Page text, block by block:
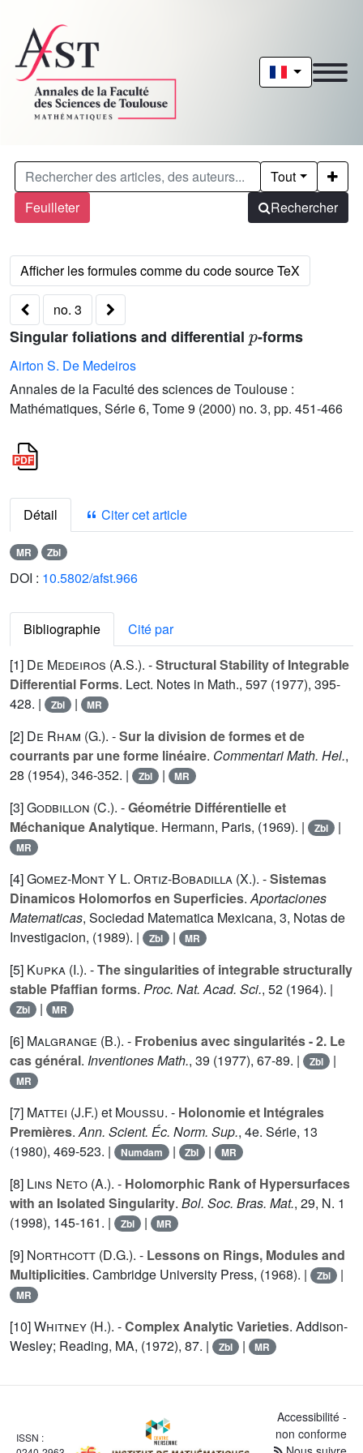
Feuilleter
Tout
Rechercher
no. 3
Singular foliations and differential -forms
Airton S. De Medeiros
Annales de la Faculté des sciences de Toulouse :
Mathématiques, Série 6, Tome 9 (2000) no. 3, pp. 451-466
Détail Citer cet article
MR Zbl
DOI : 10.5802/afst.966
Bibliographie
Cité par
[1] De Medeiros (A.S.). -Structural Stability of Integrable
Differential Forms. Lect. Notes in Math., 597 (1977), 395-
428. |
Zbl | MR
[2] De Rham (G.). -Sur la division de formes et de
courrants par une forme linéaire. Commentari Math. Hel.,
28 (1954), 346-352. | Zbl | MR
[3]Godbillon (C.). -Géométrie Différentielle et
Méchanique Analytique. Hermann, Paris, (1969). | Zbl |
MR
[4]Gomez-Mont Y L. Ortiz-Bobadilla (X.). -Sistemas
Dinamicos Holomorfos en Superficies.Aportaciones
Matematicas, Sociedad Matematica Mexicana, 3, Notas de
Investigacion, (1989). |
Zbl | MR
[5] Kupka (I.). -The singularities of integrable structurally
stable Pfaffian forms. Proc. Nat. Acad. Sci., 52 (1964). |
Zbl | MR
[6] Malgrange (B.). - Frobenius avec singularités - 2. Le
cas général. Inventiones Math., 39 (1977), 67-89. | Zbl |
MR
[7] Mattei (J.F.) et Moussu. - Holonomie et Intégrales
Premières.Ann. Scient. Éc. Norm. Sup., 4e. Série, 13
(1980), 469-523. |
Numdam | Zbl | MR
[8] Lins Neto (A.). - Holomorphic Rank of Hypersurfaces
with an Isolated Singularity. Bol. Soc. Bras. Mat., 29, N. 1
(1998), 145-161. |
Zbl | MR
[9] Northcott (D.G.). - Lessons on Rings, Modules and
Multiplicities. Cambridge University Press, (1968). | Zbl |
MR
[10]Whitney (H.). -Complex Analytic Varieties. Addison-
Wesley; Reading, MA, (1972), 87. | Zbl | MR
ISSN :
Accessibilité -
non conforme